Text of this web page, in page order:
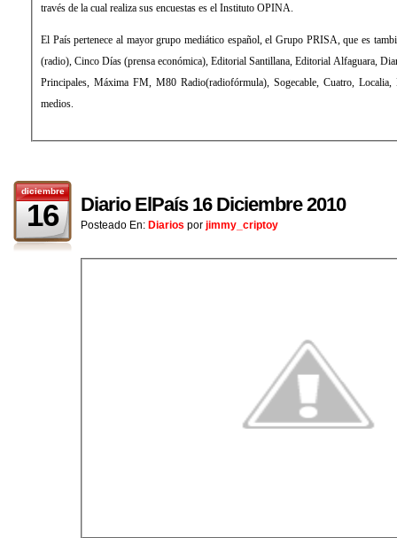
través de la cual realiza sus encuestas es el Instituto OPINA.
El País pertenece al mayor grupo mediático español, el Grupo PRISA, que es
(radio), Cinco Días (prensa económica), Editorial Santillana, Editorial Alfaguara,
Principales, Máxima FM, M80 Radio(radiofórmula), Sogecable, Cuatro,
medios.
diciembre
16 Diario ElPaís 16 Diciembre 2010
Posteado En: Diarios por jimmy_criptoy